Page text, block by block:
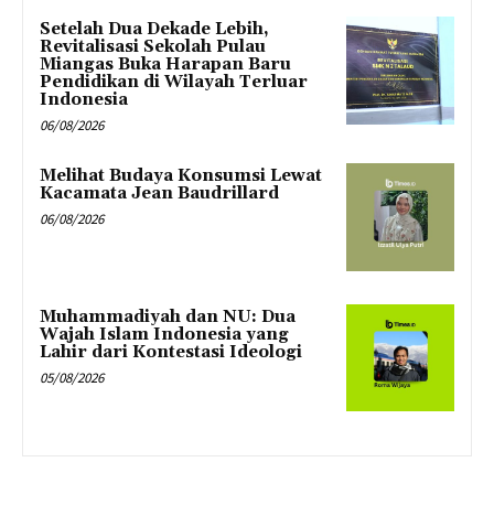
Setelah Dua Dekade Lebih,
Revitalisasi Sekolah Pulau
Miangas Buka Harapan Baru
Pendidikan di Wilayah Terluar
Indonesia
06/08/2026
Melihat Budaya Konsumsi Lewat
Kacamata Jean Baudrillard
06/08/2026
Muhammadiyah dan NU: Dua
Wajah Islam Indonesia yang
Lahir dari Kontestasi Ideologi
05/08/2026